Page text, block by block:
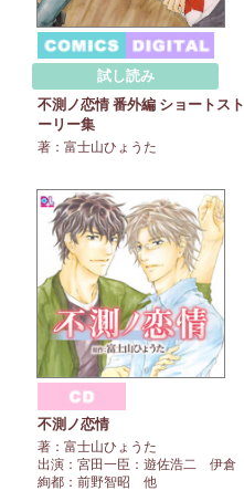
試し読み
不測ノ恋情 番外編 ショートスト
ーリー集
著：富士山ひょうた
不測ノ恋情
著：富士山ひょうた
出演：宮田一臣：遊佐浩二 伊倉
絢都：前野智昭 他